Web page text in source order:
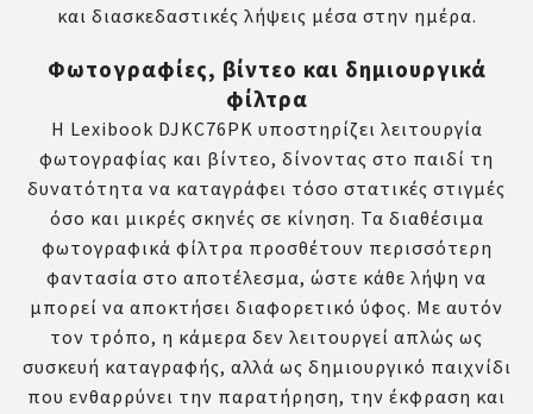
και διασκεδαστικές λήψεις μέσα στην ημέρα.
Φωτογραφίες, βίντεο και δημιουργικά
φίλτρα
Η Lexibook DJKC76PK υποστηρίζει λειτουργία
φωτογραφίας και βίντεο, δίνοντας στο παιδί τη
δυνατότητα να καταγράφει τόσο στατικές στιγμές
όσο και μικρές σκηνές σε κίνηση. Τα διαθέσιμα
φωτογραφικά φίλτρα προσθέτουν περισσότερη
φαντασία στο αποτέλεσμα, ώστε κάθε λήψη να
μπορεί να αποκτήσει διαφορετικό ύφος. Με αυτόν
τον τρόπο, η κάμερα δεν λειτουργεί απλώς ως
συσκευή καταγραφής, αλλά ως δημιουργικό παιχνίδι
που ενθαρρύνει την παρατήρηση, την έκφραση και